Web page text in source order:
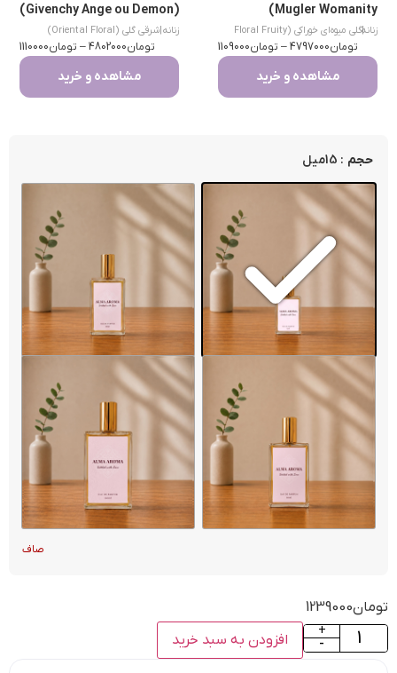
Mugler Womanity)
زنانه
|
گلی میوه‌ای خوراکی (Floral Fruity
Gourmand)
تومان4797000
– تومان1109000
مشاهده و خرید
(Givenchy Ange ou Demon)
زنانه|شرقی گلی (Oriental Floral)
تومان4802000
– تومان1110000
مشاهده و خرید
حجم : 15میل
صاف
تومان1239000
-
+
افزودن به سبد خرید